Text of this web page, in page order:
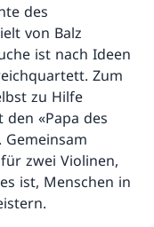
des
von Balz
ist nach Ideen
Zum
zu Hilfe
«Papa des
zwei Violinen,
ist, Menschen in